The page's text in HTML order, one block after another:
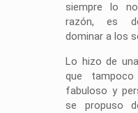
siempre lo
razón, es
dominar a los
Lo hizo de
que
fabuloso y
se propuso